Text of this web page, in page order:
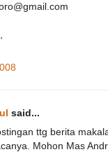
said...
ttg berita
Mohon Mas